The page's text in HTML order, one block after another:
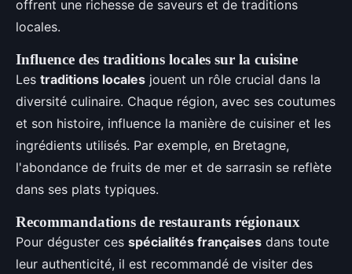
offrent une richesse de saveurs et de traditions
locales.
Influence des traditions locales sur la cuisine
Les traditions locales jouent un rôle crucial dans la
diversité culinaire. Chaque région, avec ses coutumes
et son histoire, influence la manière de cuisiner et les
ingrédients utilisés. Par exemple, en Bretagne,
l'abondance de fruits de mer et de sarrasin se reflète
dans ses plats typiques.
Recommandations de restaurants régionaux
Pour déguster ces spécialités françaises dans toute
leur authenticité, il est recommandé de visiter des